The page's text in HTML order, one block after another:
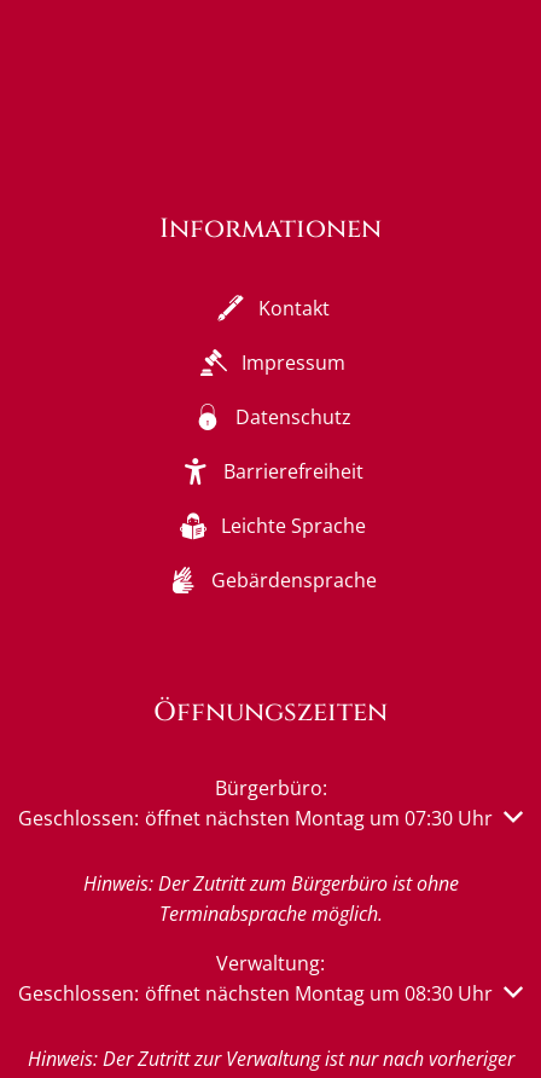
Informationen
Kontakt
Impressum
Datenschutz
Barrierefreiheit
Leichte Sprache
Gebärdensprache
Öffnungszeiten
Bürgerbüro:
Klicken, um weitere Öffnungs- oder Schließzeiten
Geschlossen: öffnet nächsten Montag um 07:30 Uhr
Hinweis: Der Zutritt zum Bürgerbüro ist ohne
Terminabsprache möglich.
Verwaltung:
Klicken, um weitere Öffnungs- oder Schließzeiten
Geschlossen: öffnet nächsten Montag um 08:30 Uhr
Hinweis: Der Zutritt zur Verwaltung ist nur nach vorheriger